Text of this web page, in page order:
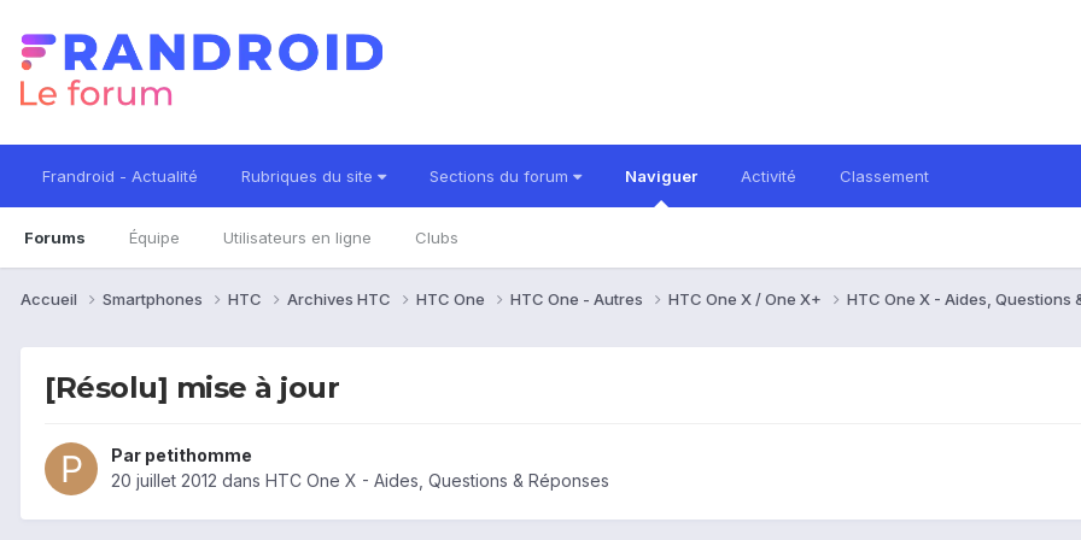
Frandroid - Actualité Rubriques du site Sections du forum Naviguer
Forums Équipe Utilisateurs en ligne Clubs
Activité Classement
Accueil Smartphones HTC Archives HTC HTC One HTC One - Autres HTC One X / One X+ HTC One X - Aides, Questions
[Résolu] mise à jour
Par petithomme
20 juillet 2012 dans HTC One X - Aides, Questions & Réponses